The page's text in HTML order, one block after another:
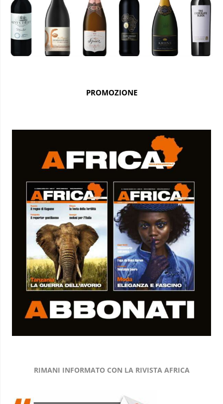
PROMOZIONE
RIMANI INFORMATO CON LA RIVISTA AFRICA